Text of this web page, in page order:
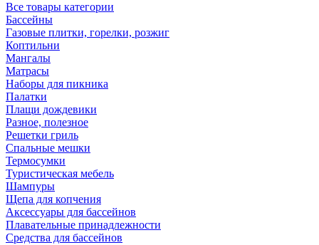
Все товары категории
Бассейны
Газовые плитки, горелки, розжиг
Коптильни
Мангалы
Матрасы
Наборы для пикника
Палатки
Плащи дождевики
Разное, полезное
Решетки гриль
Спальные мешки
Термосумки
Туристическая мебель
Шампуры
Щепа для копчения
Аксессуары для бассейнов
Плавательные принадлежности
Средства для бассейнов